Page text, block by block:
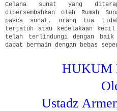
Celana sunat yang
dipersembahkan oleh Rumah
pasca sunat, orang tua
terjatuh atau kecelakaan
telah terlindungi dengan
dapat bermain dengan bebas
HUKUM
Ustadz